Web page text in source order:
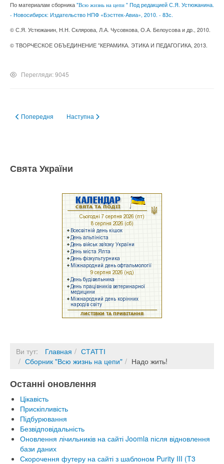
По материалам сборника "Всю жизнь на цепи " Под редакцией С.Я. Устюжанина.
- Новосибирск: Издательство НПФ «Бэсттек-Авиа», 2010. - 83с.
© С.Я. Устюжанин, Н.Н. Склярова, Л.А. Чусовкова, О.А. Белоусова и др., 2010.
© ТВОРЧЕСКОЕ ОБЪЕДИНЕНИЕ "КЕРАМИКА. ЭТИКА И ПЕДАГОГИКА, 2013.
Перегляди: 9045
Попередня стаття: Ни рыба, ни мясо
Попередня Наступна стаття: Откуда приходит помощь
Наступна
Свята України
Ви тут: Главная
СТАТТІ
Сборник "Всю жизнь на цепи"
Надо жить!
Останні оновлення
Цікавість
Прискіпливість
Підбурювання
Безвідповідальність
Оновлення лічильників на сайті Joomla після відновлення
бази даних
Скорочення футеру на сайті з шаблоном Purity III (T3